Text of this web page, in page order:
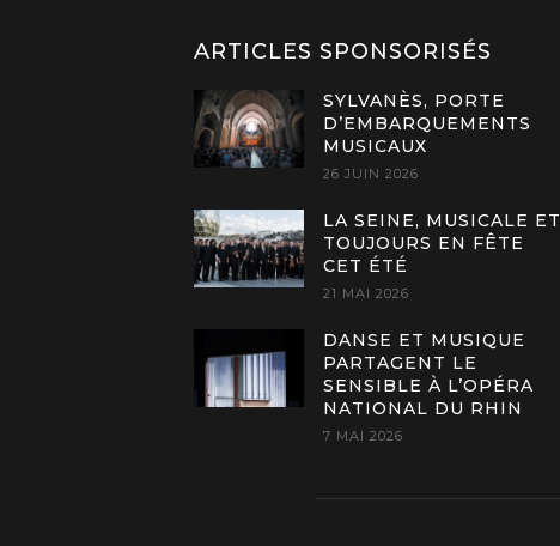
ARTICLES SPONSORISÉS
SYLVANÈS, PORTE
D’EMBARQUEMENTS
MUSICAUX
26 JUIN 2026
LA SEINE, MUSICALE ET
TOUJOURS EN FÊTE
CET ÉTÉ
21 MAI 2026
DANSE ET MUSIQUE
PARTAGENT LE
SENSIBLE À L’OPÉRA
NATIONAL DU RHIN
7 MAI 2026